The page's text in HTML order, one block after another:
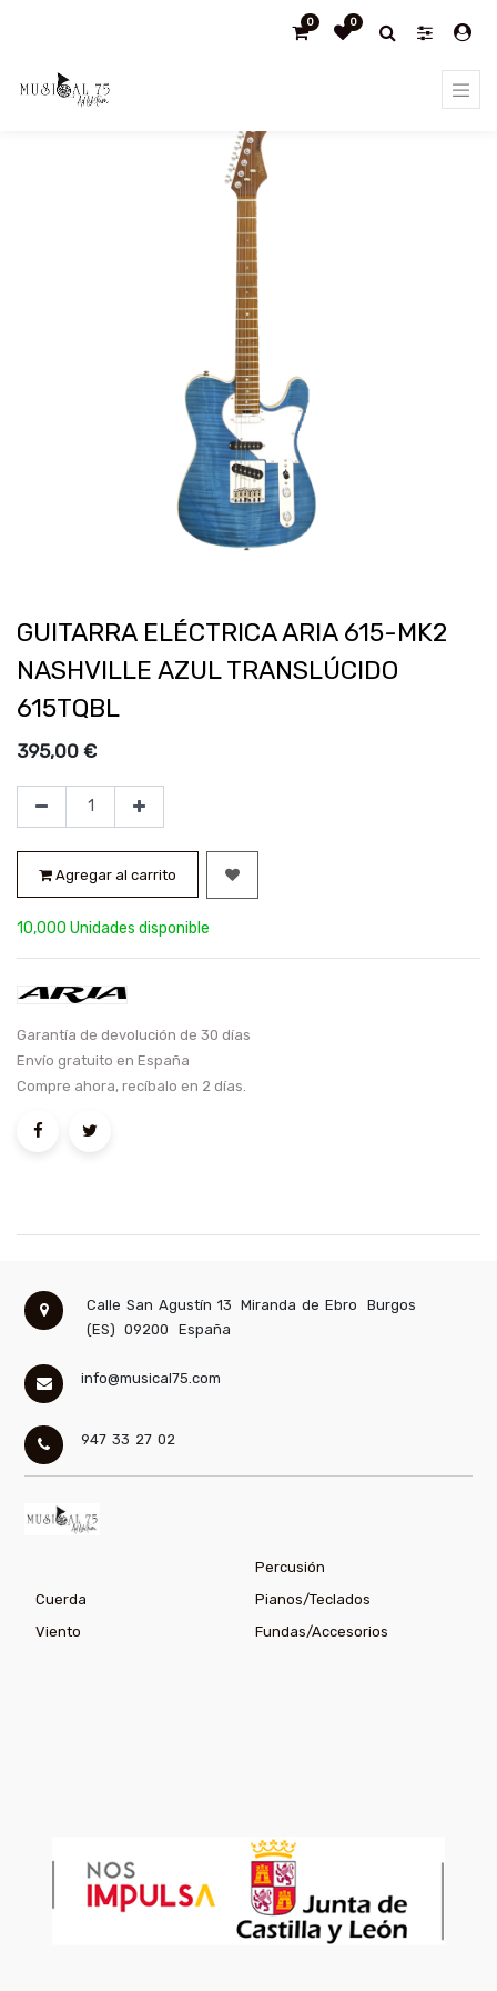
0 0
GUITARRA ELÉCTRICA ARIA 615-MK2 NASHVILLE AZUL
GUITARRA ELÉCTRICA ARIA 615-MK2
NASHVILLE AZUL TRANSLÚCIDO
615TQBL
395,00 €
Agregar al carrito
10,000 Unidades disponible
Garantía de devolución de 30 días
Envío gratuito en España
Compre ahora, recíbalo en 2 días.
Calle San Agustín 13 Miranda de Ebro
Burgos
(ES)
09200 España
info@musical75.com
947 33 27 02
Percusión
Cuerda
Pianos/Teclados
Viento
Fundas/Accesorios